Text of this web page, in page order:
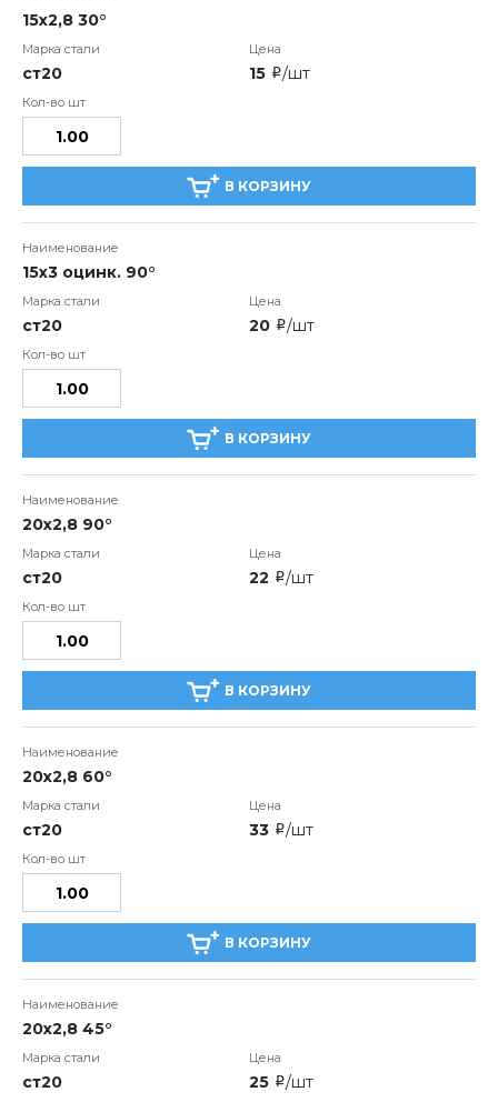
15x2,8 30°
ст20 15 i/шт
В КОРЗИНУ
15x3 оцинк. 90°
ст20 20 i/шт
В КОРЗИНУ
20x2,8 90°
ст20 22 i/шт
В КОРЗИНУ
20x2,8 60°
ст20 33 i/шт
В КОРЗИНУ
20x2,8 45°
ст20 25 i/шт